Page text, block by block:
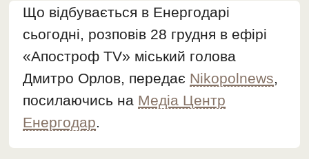
Що відбувається в Енергодарі
сьогодні, розповів 28 грудня в ефірі
«Апостроф TV» міський голова
Дмитро Орлов, передає Nikopolnews,
посилаючись на Медіа Центр
Енергодар.